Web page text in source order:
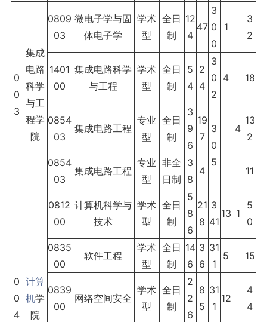
0
0
3
集成
电路
科学
与工
程学
院
0809
03
微电子学与固
体电子学
学术
型
全日
制
12
4
47
3
0
0
1
3
2
1401
00
集成电路科学
与工程
学术
型
全日
制
5
4
2
4
3
0
2
4 18
0854
03
集成电路工程
专业
型
全日
制
3
9
6
19
7
3
0
5
4
13
2
0854
03
集成电路工程
专业
型
非全
日制
3
8
4 11
0
0
4
计算
机学
院
0812
00
计算机科学与
技术
学术
型
全日
制
5
8
6
21
8
3
41
13 1
5
0
0835
00
软件工程
学术
型
全日
制
14
6
3
6
31
1
5 15
0839
00
网络空间安全
学术
型
全日
制
2
2
6
8
5
31
1
12
4
4